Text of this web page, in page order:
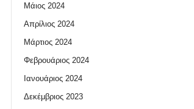
Μάιος 2024
Απρίλιος 2024
Μάρτιος 2024
Φεβρουάριος 2024
Ιανουάριος 2024
Δεκέμβριος 2023